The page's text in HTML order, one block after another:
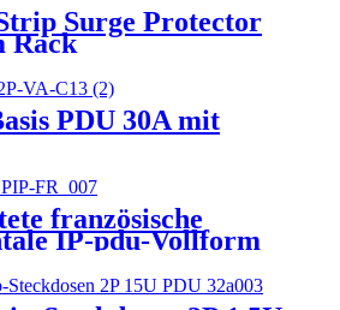
Surge Protector
Rack
PDU 30A mit
französische
IP-pdu-Vollform